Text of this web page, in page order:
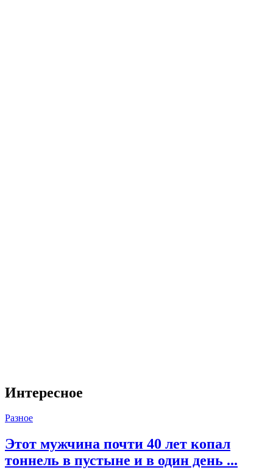
Интересное
Разное
Этот мужчина почти 40 лет копал
тоннель в пустыне и в один день ...